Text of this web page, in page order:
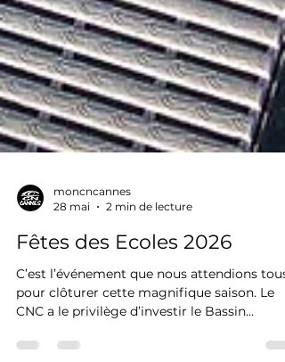
moncncannes
28 mai
2 min de lecture
Fêtes des Ecoles 2026
C’est l’événement que nous attendions tous
CNC a le privilège d’investir le Bassin